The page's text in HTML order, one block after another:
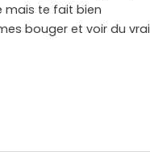
mais te fait bien
bouger et voir du vrai